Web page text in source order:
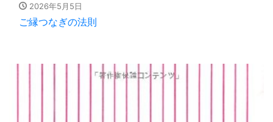
2026年5月5日
ご縁つなぎの法則